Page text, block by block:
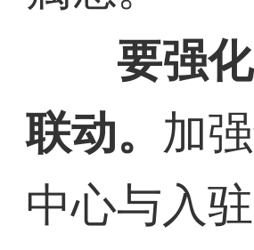
要强
联动。 加
中心与入